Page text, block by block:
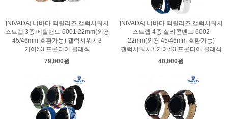
[NIVADA] 니바다 퀵릴리즈 갤럭시워치
스트랩 3종 메탈밴드 6001 22mm(외경
45/46mm 호환가능) 갤럭시워치3
기어S3 프론티어 클래식
79,000원
[NIVADA] 니바다 퀵릴리즈 갤럭시워치
스트랩 4종 실리콘밴드 6002
22mm(외경 45/46mm 호환가능)
갤럭시워치3 기어S3 프론티어 클래식
40,000원